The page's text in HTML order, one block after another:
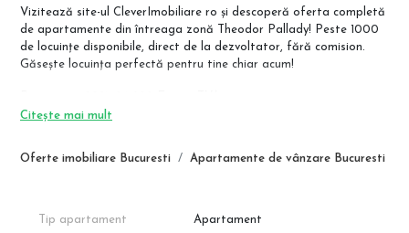
Oferte imobiliare Bucuresti Apartamente de vânzare Bucuresti
Vizitează site-ul CleverImobiliare ro și descoperă oferta completă
de apartamente din întreaga zonă Theodor Pallady! Peste 1000
de locuințe disponibile, direct de la dezvoltator, fără comision.
Găsește locuința perfectă pentru tine chiar acum!
Pret avans 50%: 94.850 Euro + TVA
Design-ul modern al imobilului este special gandit, astfel incat
asigurat de sistemul de incalzire centralizat, apartamentele fiind
Citește mai mult
Tip apartament Apartament